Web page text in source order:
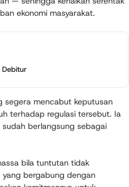
ekonomi masyarakat.
Debitur
segera mencabut keputusan
terhadap regulasi tersebut. Ia
berlangsung sebagai
bila tuntutan tidak
bergabung dengan